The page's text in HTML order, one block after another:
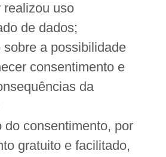
realizou uso
de dados;
sobre a possibilidade
consentimento e
da
do consentimento, por
gratuito e facilitado,